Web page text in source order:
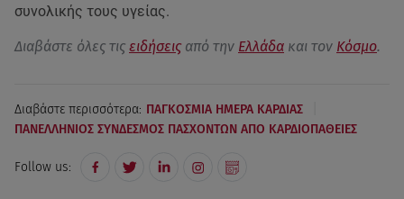
συνολικής τους υγείας.
Διαβάστε όλες τις ειδήσεις από την Ελλάδα και τον Κόσμο.
Διαβάστε περισσότερα: ΠΑΓΚΟΣΜΙΑ ΗΜΕΡΑ ΚΑΡΔΙΑΣ
ΠΑΝΕΛΛΗΝΙΟΣ ΣΥΝΔΕΣΜΟΣ ΠΑΣΧΟΝΤΩΝ ΑΠΟ ΚΑΡΔΙΟΠΑΘΕΙΕΣ
Follow us: